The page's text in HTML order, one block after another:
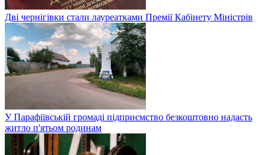
Дві чернігівки стали лауреатками Премії Кабінету Міністрів
У Парафіївській громаді підприємство безкоштовно надасть
житло п'ятьом родинам